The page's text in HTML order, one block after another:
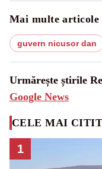
Mai multe articole
guvern nicusor dan
Urmărește știrile
Google News
CELE MAI
1